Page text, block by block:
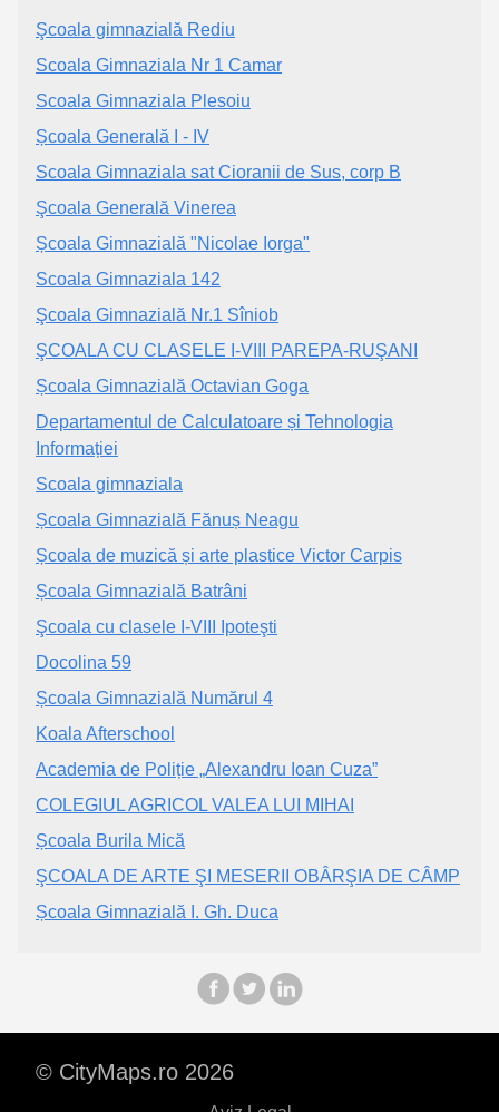
Şcoala gimnazială Rediu
Scoala Gimnaziala Nr 1 Camar
Scoala Gimnaziala Plesoiu
Școala Generală I - IV
Scoala Gimnaziala sat Cioranii de Sus, corp B
Şcoala Generală Vinerea
Școala Gimnazială "Nicolae Iorga"
Scoala Gimnaziala 142
Şcoala Gimnazială Nr.1 Sîniob
ŞCOALA CU CLASELE I-VIII PAREPA-RUŞANI
Școala Gimnazială Octavian Goga
Departamentul de Calculatoare și Tehnologia
Informației
Scoala gimnaziala
Școala Gimnazială Fănuș Neagu
Școala de muzică și arte plastice Victor Carpis
Școala Gimnazială Batrâni
Şcoala cu clasele I-VIII Ipoteşti
Docolina 59
Școala Gimnazială Numărul 4
Koala Afterschool
Academia de Poliție „Alexandru Ioan Cuza”
COLEGIUL AGRICOL VALEA LUI MIHAI
Școala Burila Mică
ŞCOALA DE ARTE ŞI MESERII OBÂRŞIA DE CÂMP
Școala Gimnazială I. Gh. Duca
© CityMaps.ro 2026